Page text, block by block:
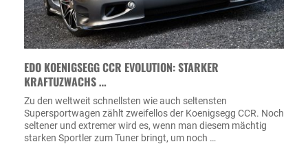
EDO KOENIGSEGG CCR EVOLUTION: STARKER
KRAFTUZWACHS …
Zu den weltweit schnellsten wie auch seltensten
Supersportwagen zählt zweifellos der Koenigsegg CCR. Noch
seltener und extremer wird es, wenn man diesem mächtig
starken Sportler zum Tuner bringt, um noch …